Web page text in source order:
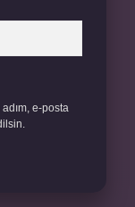
e-posta